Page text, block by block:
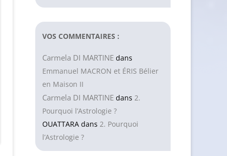
VOS COMMENTAIRES :
Carmela DI MARTINE dans
Emmanuel MACRON et ÉRIS Bélier
en Maison II
Carmela DI MARTINE dans 2.
Pourquoi l’Astrologie ?
OUATTARA dans 2. Pourquoi
l’Astrologie ?